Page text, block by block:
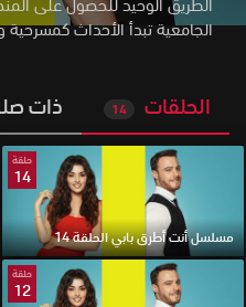
الجامعية تبدأ الأحداث
الحلقات 14 ذات
حلقة
14
مسلسل أنت أطرق بابي الحلقة 14
حلقة
12